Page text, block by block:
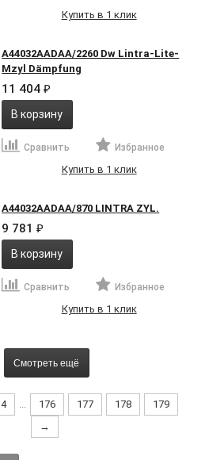
Купить в 1 клик
A44032AADAA/2260 Dw Lintra-Lite-
Mzyl Dämpfung
11 404₽
В корзину
Сравнить Избранное
Купить в 1 клик
A44032AADAA/870 LINTRA ZYL.
9 781₽
В корзину
Сравнить Избранное
Купить в 1 клик
Смотреть ещё
4 ... 176 177 178
179
→